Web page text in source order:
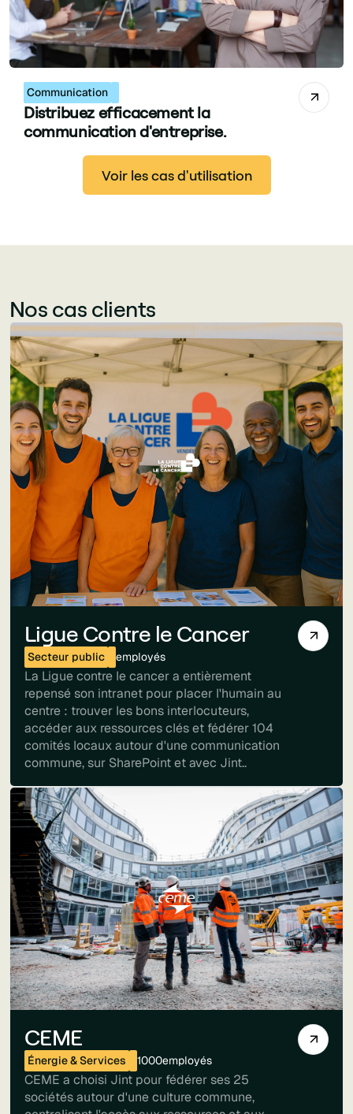
Communication
Distribuez efficacement la
communication d'entreprise.
Voir les cas d'utilisation
Nos cas clients
Ligue Contre le Cancer
Secteur public employés
La Ligue contre le cancer a entièrement
repensé son intranet pour placer l'humain au
centre : trouver les bons interlocuteurs,
accéder aux ressources clés et fédérer 104
comités locaux autour d'une communication
commune, sur SharePoint et avec Jint..
CEME
Énergie & Services 1000employés
CEME a choisi Jint pour fédérer ses 25
sociétés autour d'une culture commune,